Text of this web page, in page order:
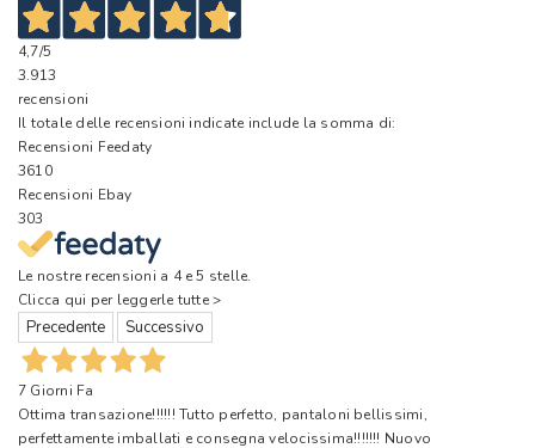
4,7/5
3.913
recensioni
Il totale delle recensioni indicate include la somma di:
Recensioni Feedaty
3610
Recensioni Ebay
303
Le nostre recensioni a 4 e 5 stelle.
Clicca qui per leggerle tutte >
Precedente Successivo
7 Giorni Fa
Ottima transazione!!!!!! Tutto perfetto, pantaloni bellissimi,
perfettamente imballati e consegna velocissima!!!!!!! Nuovo